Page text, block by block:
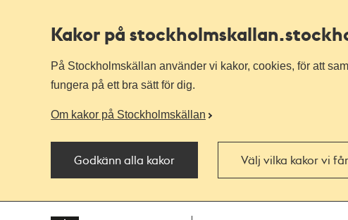
Kakor på stockholmskallan
På Stockholmskällan använder vi kakor, cookies, för att
fungera på ett bra sätt för dig.
Om kakor på Stockholmskällan
Godkänn alla kakor Välj vilka kakor vi